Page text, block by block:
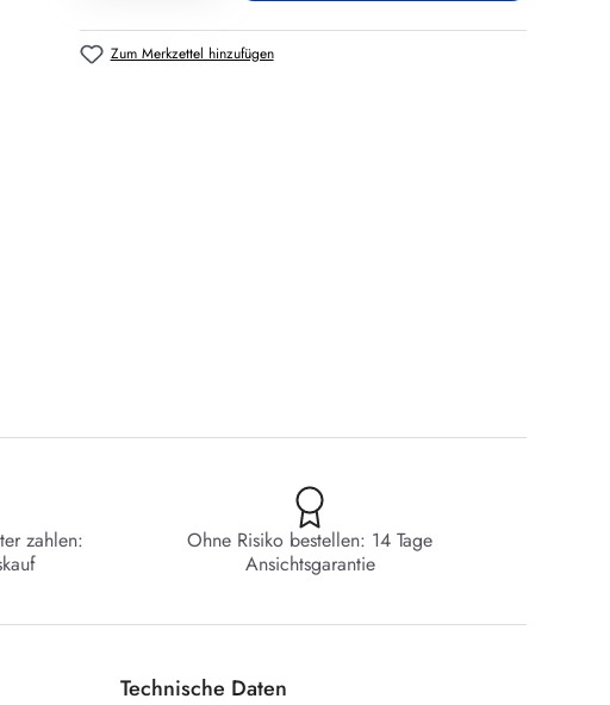
Zum Merkzettel hinzufügen
zahlen:
Ohne Risiko bestellen: 14 Tage
Ansichtsgarantie
Technische Daten